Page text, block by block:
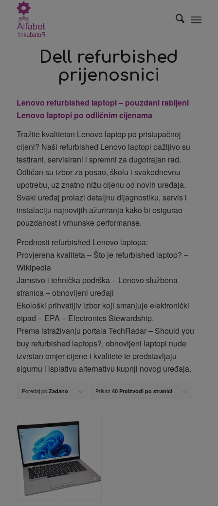
Dell refurbished
prijenosnici
Lenovo refurbished laptopi – pouzdani rabljeni
Lenovo laptopi po odličnim cijenama
Tražite kvalitetan Lenovo laptop po pristupačnoj
cijeni? Naši refurbished Lenovo laptopi pažljivo su
testirani, servisirani i spremni za dugotrajan rad.
Odličan su izbor za posao, školu i svakodnevnu
upotrebu, uz znatno nižu cijenu od novih uređaja.
Svaki uređaj prolazi detaljnu dijagnostiku, servis i
instalaciju najnovijih ažuriranja kako bi osigurao
pouzdanost i vrhunske performanse.
Prednosti refurbished Lenovo laptopa:
Provjerena kvaliteta – Što je refurbished laptop? –
Wikipedia
Jamstvo i tehnička podrška – Lenovo službena
stranica – obnovljeni uređaji
Ekološki prihvatljiv izbor koji smanjuje elektronički
otpad – EPA – Electronics Stewardship.
Prema istraživanju portala TechRadar – Should you
buy refurbished laptops?, obnovljeni laptopi nude
izvrstan omjer cijene i kvalitete te predstavljaju
sigurnu i isplativu alternativu kupnji novog uređaja.
Poredaj po Zadano Prikaz 40 Proizvodi po stranici